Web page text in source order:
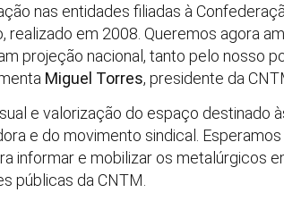
nas entidades filiadas à
em 2008. Queremos agora
projeção nacional, tanto pelo nosso
Miguel Torres, presidente da
e valorização do espaço destinado
e do movimento sindical.
informar e mobilizar os metalúrgicos
públicas da CNTM.